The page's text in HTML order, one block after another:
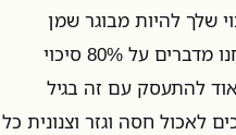
שלך להיות מבוגר שמן
עולה. אם אתה שמן בגיל 15, אנחנו מדברים על 80% סיכוי
להתעסק עם זה בגיל
לאכול חסה וגזר וצנונית כל